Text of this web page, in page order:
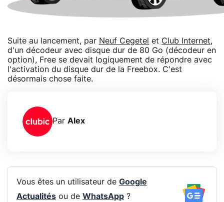
Suite au lancement, par Neuf Cegetel et Club Internet,
d'un décodeur avec disque dur de 80 Go (décodeur en
option), Free se devait logiquement de répondre avec
l'activation du disque dur de la Freebox. C'est
désormais chose faite.
Par Alex
Vous êtes un utilisateur de Google
Actualitésou de WhatsApp?